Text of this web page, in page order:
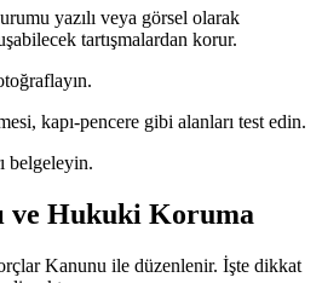
yazılı veya görsel olarak
tartışmalardan korur.
kapı-pencere gibi alanları test edin.
belgeleyin.
ve Hukuki Koruma
Kanunu ile düzenlenir. İşte dikkat